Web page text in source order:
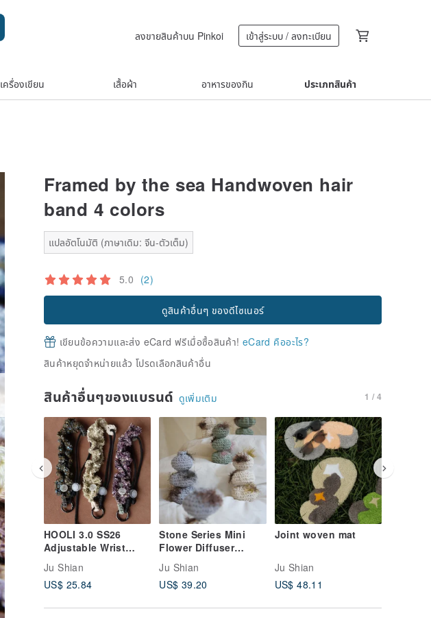
ลงขายสินค้าบน Pinkoi เข้าสู่ระบบ / ลงทะเบียน
เครื่องเขียน เสื้อผ้า อาหารของกิน ประเภทสินค้า
Framed by the sea Handwoven hair
band 4 colors
แปลอัตโนมัติ (ภาษาเดิม: จีน-ตัวเต็ม)
5.0 (2)
ดูสินค้าอื่นๆ ของดีไซเนอร์
เขียนข้อความและส่ง eCard ฟรีเมื่อซื้อสินค้า! eCard คืออะไร?
สินค้าหยุดจำหน่ายแล้ว โปรดเลือกสินค้าอื่น
สินค้าอื่นๆของแบรนด์ ดูเพิ่มเติม 1 / 4
HOOLI 3.0 SS26
Adjustable Wrist
Ju Shian
US$ 25.84
Stone Series Mini
Flower Diffuser
Ju Shian
US$ 39.20
Joint woven mat
Ju Shian
US$ 48.11